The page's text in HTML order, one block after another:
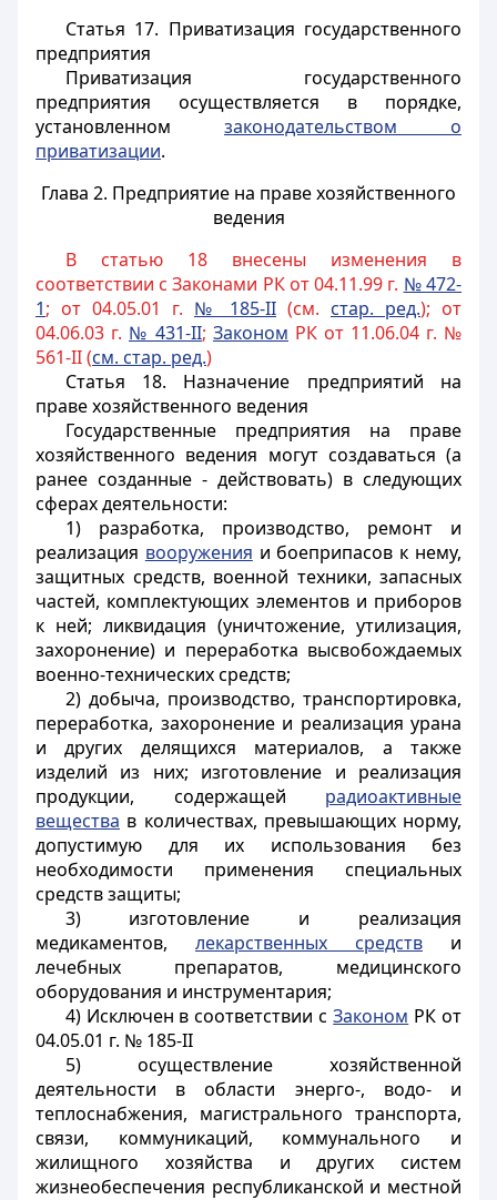
Статья 17. Приватизация государственного
предприятия
Приватизация государственного
предприятия осуществляется в порядке,
установленном законодательством о
приватизации.
Глава 2. Предприятие на праве хозяйственного
ведения
В статью 18 внесены изменения в
соответствии с Законами РК от 04.11.99 г. № 472-
1; от 04.05.01 г. № 185-II (см. стар. ред.); от
04.06.03 г. № 431-II; Законом РК от 11.06.04 г. №
561-II (см. стар. ред.)
Статья 18. Назначение предприятий на
праве хозяйственного ведения
Государственные предприятия на праве
хозяйственного ведения могут создаваться (а
ранее созданные - действовать) в следующих
сферах деятельности:
1) разработка, производство, ремонт и
реализация вооружения и боеприпасов к нему,
защитных средств, военной техники, запасных
частей, комплектующих элементов и приборов
к ней; ликвидация (уничтожение, утилизация,
захоронение) и переработка высвобождаемых
военно-технических средств;
2) добыча, производство, транспортировка,
переработка, захоронение и реализация урана
и других делящихся материалов, а также
изделий из них; изготовление и реализация
продукции, содержащей радиоактивные
вещества в количествах, превышающих норму,
допустимую для их использования без
необходимости применения специальных
средств защиты;
3) изготовление и реализация
медикаментов, лекарственных средств и
лечебных препаратов, медицинского
оборудования и инструментария;
4) Исключен в соответствии сЗаконом РК от
04.05.01 г. № 185-II
5) осуществление хозяйственной
деятельности в области энерго-, водо- и
теплоснабжения, магистрального транспорта,
связи, коммуникаций, коммунального и
жилищного хозяйства и других систем
жизнеобеспечения республиканской и местной